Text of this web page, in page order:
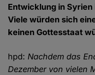
Entwicklung in
Viele würden sich
keinen Gottesstaat
hpd:Nachdem das
Dezember von vielen